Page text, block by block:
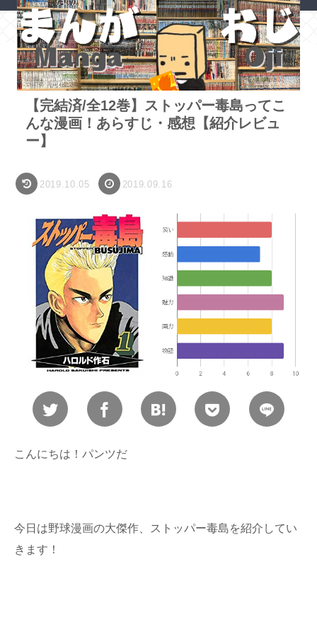
ホーム 漫画・アニメ
【完結済/全12巻】ストッパー毒島ってこ
んな漫画！あらすじ・感想【紹介レビュ
ー】
2019.10.05 2019.09.16
こんにちは！パンツだ
今日は野球漫画の大傑作、ストッパー毒島を紹介してい
きます！